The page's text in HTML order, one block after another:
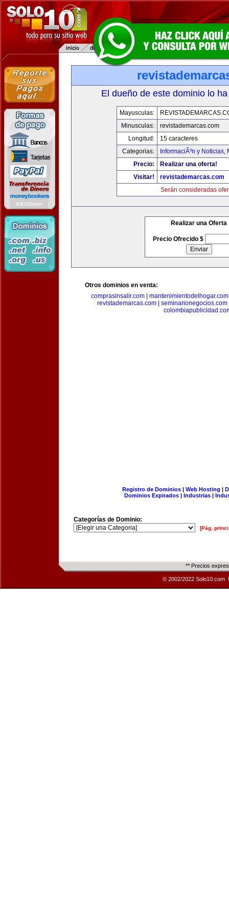
El dueño de este dominio lo
Mayusculas:
Minusculas:
revistademarcas.com
Longitud:
15 caracteres
Categorias:
InformaciÃ³n y Noticias,
Precio:
Realizar una oferta!
Visitar!
revistademarcas.com
Serán consideradas
Realizar una Oferta
Precio Ofrecido $
Otros dominios en venta:
comprasinsalir.com
mantenimientodelhogar.com
revistademarcas.com
seminarionegocios.com
Registro de Dominios| Web Hosting |
Dominios Expirados | Industrias |
Categorías de Dominio:
[Pág.
** Precios
© 2002/2022 Solo10.com